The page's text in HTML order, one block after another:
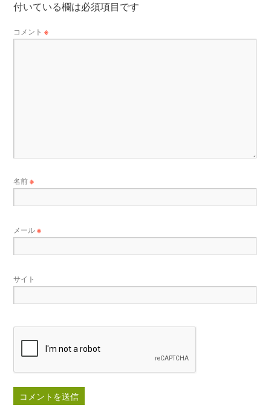
付いている欄は必須項目です
コメント※
名前※
メール※
サイト